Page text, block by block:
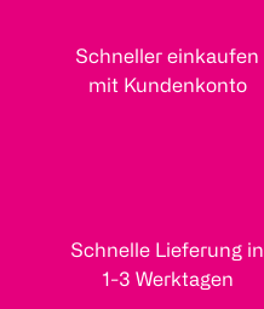
Schneller einkaufen
mit Kundenkonto
Schnelle Lieferung in
1-3 Werktagen